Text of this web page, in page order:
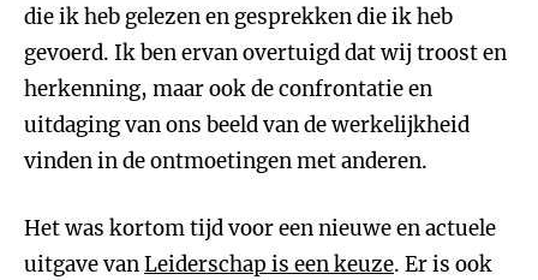
die ik heb gelezen en gesprekken die ik heb
gevoerd. Ik ben ervan overtuigd dat wij troost en
herkenning, maar ook de confrontatie en
uitdaging van ons beeld van de werkelijkheid
vinden in de ontmoetingen met anderen.
Het was kortom tijd voor een nieuwe en actuele
uitgave vanLeiderschap is een keuze. Er is ook